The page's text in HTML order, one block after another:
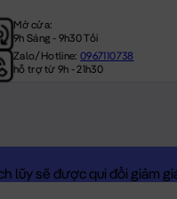
Mở cửa:
9h Sáng - 9h30 Tối
Zalo/Hotline:0967110738
hỗ trợ từ 9h - 21h30
lũy sẽ được qui đổi giảm